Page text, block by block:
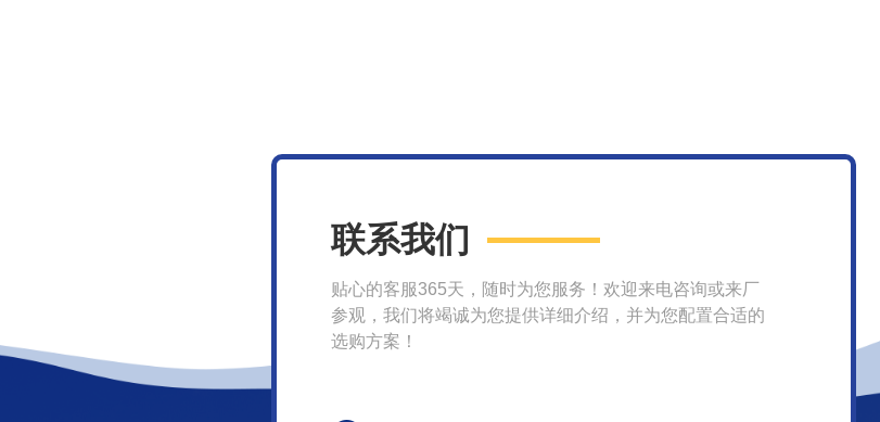
联系我们
贴心的客服365天，随时为您服务！欢迎来电咨询或来厂
参观，我们将竭诚为您提供详细介绍，并为您配置合适的
选购方案！